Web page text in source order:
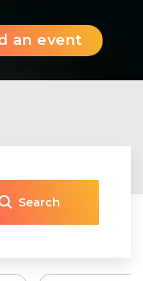
an event
Search